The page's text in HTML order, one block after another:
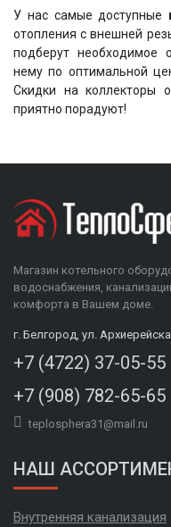
У нас самые доступные
отопления с внешней
подберут необходимое
нему по оптимальной
Скидки на коллекторы
приятно порадуют!
Магазин котельного
водоснабжения,
комфорта в Вашем доме.
г. Белгород, ул.
+7 (4722) 37-05-55
+7 (908) 782-65-65
teplosphera31@mail.ru
НАШ
Внутренняя канализация